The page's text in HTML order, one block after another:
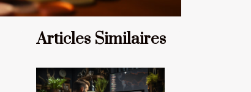
Articles Similaires